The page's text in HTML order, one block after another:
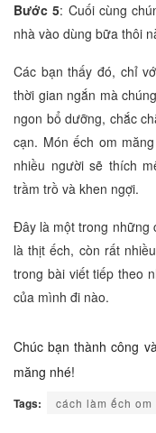
Bước 5: Cuối cùng
nhà vào dùng bữa thôi
Các bạn thấy đó, chỉ
thời gian ngắn mà
ngon bổ dưỡng, chắc
cạn. Món ếch om
nhiều người sẽ thích
trầm trồ và khen ngợi.
Đây là một trong những
là thịt ếch, còn rất
trong bài viết tiếp theo
của mình đi nào.
Chúc bạn thành công
măng nhé!
Tags: cách làm ếch om